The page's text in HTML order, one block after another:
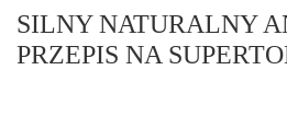
SILNY NATURALNY
PRZEPIS NA